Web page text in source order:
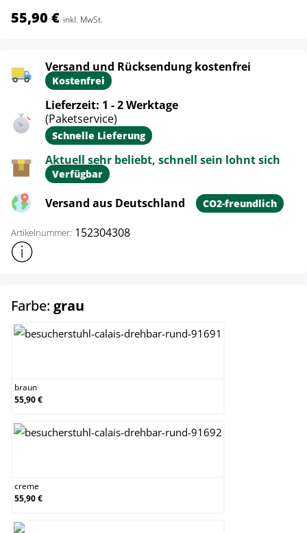
55,90 € inkl. MwSt.
Versand und Rücksendung kostenfrei
Kostenfrei
Lieferzeit: 1 - 2 Werktage
(Paketservice)
Schnelle Lieferung
Aktuell sehr beliebt, schnell sein lohnt sich
Verfügbar
Versand aus Deutschland CO2-freundlich
Artikelnummer: 152304308
Weitere Produktinformationen anzeigen
Farbe: grau
braun
55,90 €
creme
55,90 €